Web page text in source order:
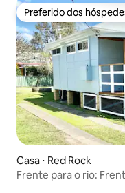
Preferido dos
Preferido dos
Casa ⋅ Red Rock
Frente para o rio: